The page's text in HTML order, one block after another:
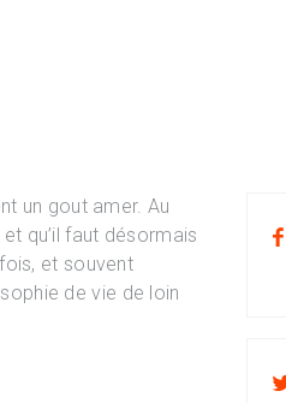
un gout amer. Au
qu’il faut désormais
et souvent
de vie de loin